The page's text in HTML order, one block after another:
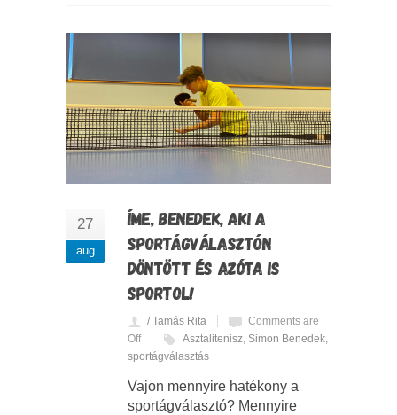
27
aug
ÍME, BENEDEK, AKI A
SPORTÁGVÁLASZTÓN
DÖNTÖTT ÉS AZÓTA IS
SPORTOL!
/ Tamás Rita
Comments are
Off
Asztalitenisz, Simon Benedek,
sportágválasztás
Vajon mennyire hatékony a
sportágválasztó? Mennyire